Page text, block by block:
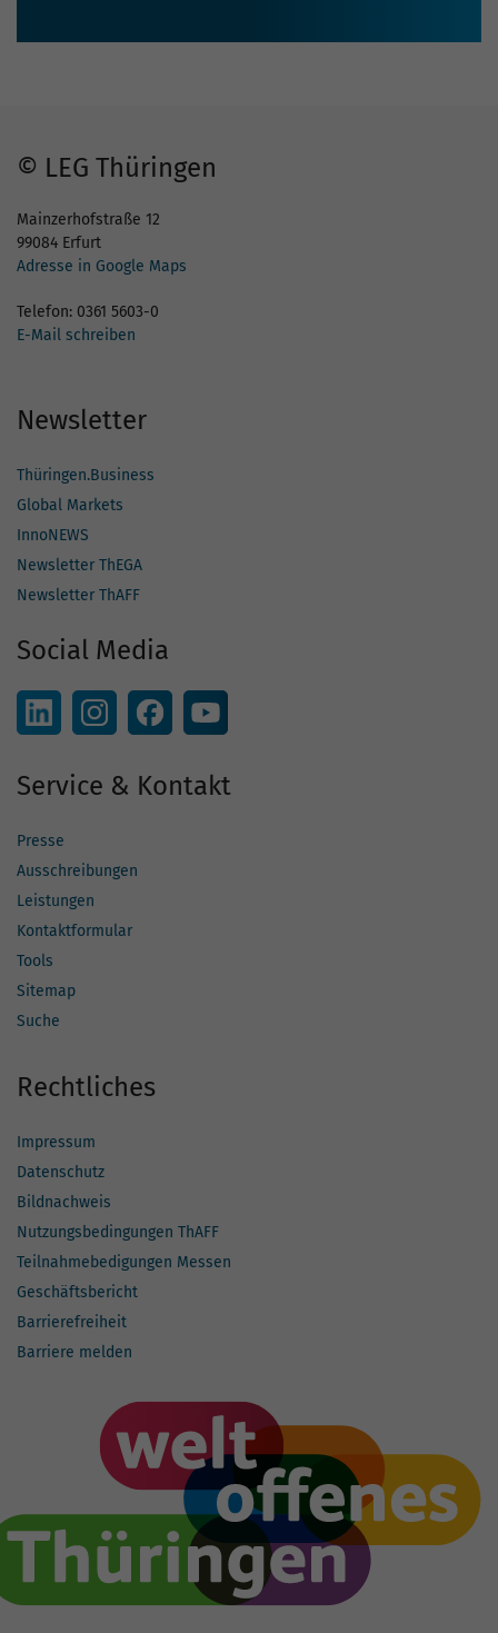
© LEG Thüringen
Mainzerhofstraße 12
99084 Erfurt
Adresse in Google Maps
Telefon: 0361 5603-0
E-Mail schreiben
Newsletter
Thüringen.Business
Global Markets
InnoNEWS
Newsletter ThEGA
Newsletter ThAFF
Social Media
Service & Kontakt
Presse
Ausschreibungen
Leistungen
Kontaktformular
Tools
Sitemap
Suche
Rechtliches
Impressum
Datenschutz
Bildnachweis
Nutzungsbedingungen ThAFF
Teilnahmebedigungen Messen
Geschäftsbericht
Barrierefreiheit
Barriere melden